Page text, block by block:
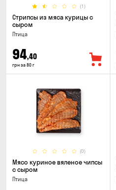
(1)
Стрипсы из мяса курицы с
сыром
Птица
94,40
грн за 80 г
(0)
Мясо куриное вяленое чипсы
с сыром
Птица